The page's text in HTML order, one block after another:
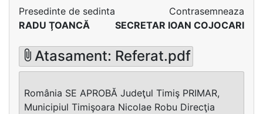
Presedinte de sedinta
RADU ŢOANCĂ
Contrasemneaza
SECRETAR IOAN COJOCARI
Atasament: Referat.pdf
România SE APROBĂ Judeţul Timiş PRIMAR,
Municipiul Timişoara Nicolae Robu Direcţia